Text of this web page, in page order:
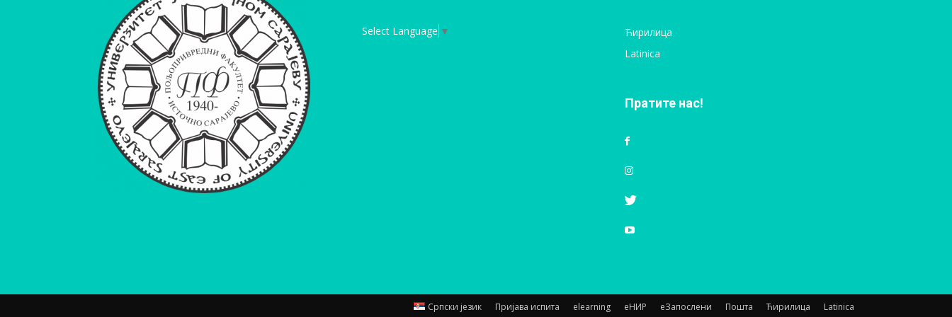
Select Language ▼
Ћирилица
Latinica
Пратите нас!
Српски језик Пријава испита elearning еНИР еЗапослени Пошта Ћирилица Latinica